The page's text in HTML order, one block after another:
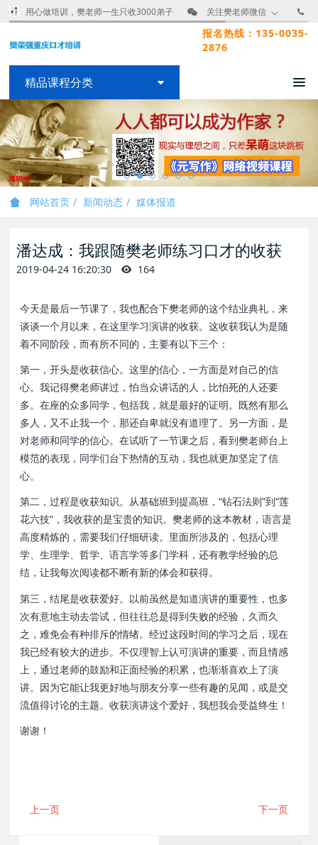
用心做培训，樊老师一生只收3000弟子 关注樊老师微信
报名热线：135-0035-
2876
精品课程分类
网站首页 新闻动态 媒体报道
潘达成：我跟随樊老师练习口才的收获
2019-04-24 16:20:30 164
今天是最后一节课了，我也配合下樊老师的这个结业典礼，来
谈谈一个月以来，在这里学习演讲的收获。这收获我认为是随
着不同阶段，而有所不同的，主要有以下三个：
第一，开头是收获信心。这里的信心，一方面是对自己的信
心。我记得樊老师讲过，怕当众讲话的人，比怕死的人还要
多。在座的众多同学，包括我，就是最好的证明。既然有那么
多人，又不止我一个，那还自卑就没有道理了。另一方面，是
对老师和同学的信心。在试听了一节课之后，看到樊老师台上
模范的表现，同学们台下热情的互动，我也就更加坚定了信
心。
第二，过程是收获知识。从基础班到提高班，“钻石法则”到“莲
花六技”，我收获的是宝贵的知识。樊老师的这本教材，语言是
高度精炼的，需要我们仔细研读。里面所涉及的，包括心理
学、生理学、哲学、语言学等多门学科，还有教学经验的总
结，让我每次阅读都不断有新的体会和获得。
第三，结尾是收获爱好。以前虽然是知道演讲的重要性，也多
次有意地主动去尝试，但往往总是得到失败的经验，久而久
之，难免会有种排斥的情绪。经过这段时间的学习之后，现在
我已经有较大的进步。不仅理智上认可演讲的重要，而且情感
上，通过老师的鼓励和正面经验的积累，也渐渐喜欢上了演
讲。因为它能让我更好地与朋友分享一些有趣的见闻，或是交
流值得讨论的主题。收获演讲这个爱好，我想我会受益终生！
谢谢！
上一页 下一页